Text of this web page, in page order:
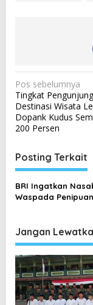
N
a
v
i
g
a
s
i
o
s
Pos sebelumnya
Tingkat Pengunjung
Destinasi Wisata
Dopank Kudus
200 Persen
Posting Terkait
BRI Ingatkan
Waspada
Jangan